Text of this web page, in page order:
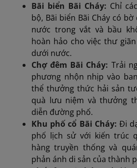
Bãi biển Bãi Cháy: Chỉ
bộ, Bãi biển Bãi Cháy có
nước trong vắt và bầu
hoàn hảo cho việc thư
dưới nước.
Chợ đêm Bãi Cháy: Trải
phương nhộn nhịp vào
thể thưởng thức hải sản
quà lưu niệm và thưởng
diễn đường phố.
Khu phố cổ Bãi Cháy:Đi
phố lịch sử với kiến trúc
hàng truyền thống và
phản ánh di sản của thành